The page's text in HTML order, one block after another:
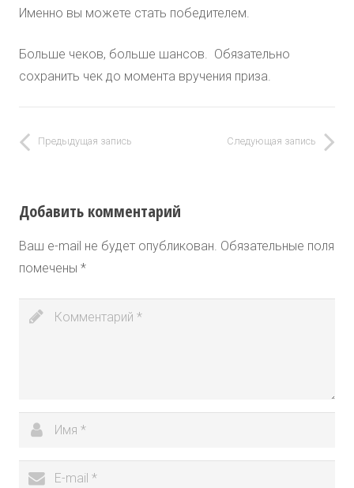
Именно вы можете стать победителем.
Больше чеков, больше шансов. Обязательно
сохранить чек до момента вручения приза.
Предыдущая запись Следующая запись
Добавить комментарий
Ваш e-mail не будет опубликован. Обязательные поля
помечены *